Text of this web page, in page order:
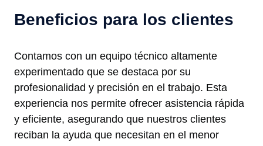
Beneficios para los clientes
Contamos con un equipo técnico altamente
experimentado que se destaca por su
profesionalidad y precisión en el trabajo. Esta
experiencia nos permite ofrecer asistencia rápida
y eficiente, asegurando que nuestros clientes
reciban la ayuda que necesitan en el menor